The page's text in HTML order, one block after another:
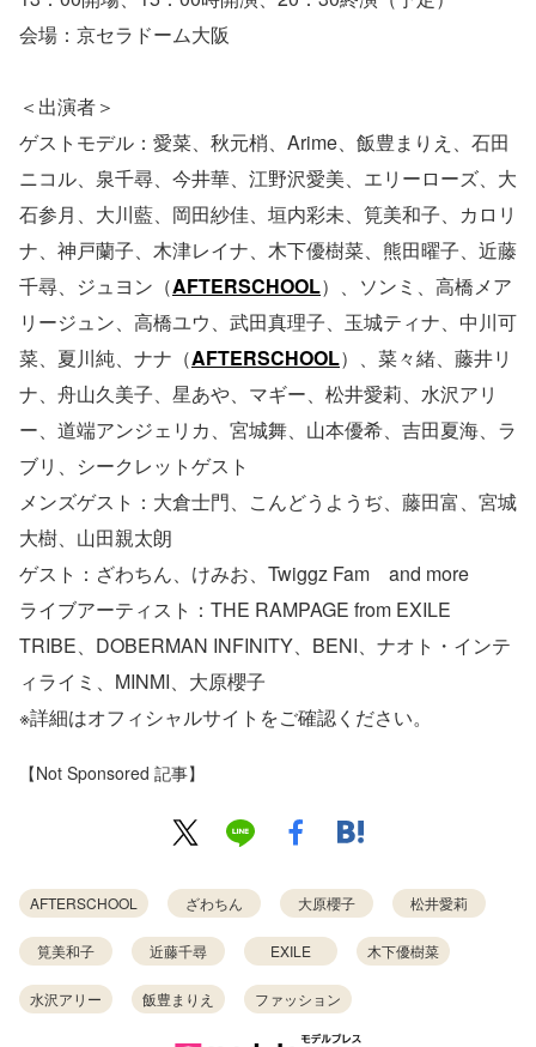
会場：京セラドーム大阪
＜出演者＞
ゲストモデル：愛菜、秋元梢、Arime、飯豊まりえ、石田
ニコル、泉千尋、今井華、江野沢愛美、エリーローズ、大
石参月、大川藍、岡田紗佳、垣内彩未、筧美和子、カロリ
ナ、神戸蘭子、木津レイナ、木下優樹菜、熊田曜子、近藤
千尋、ジュヨン（AFTERSCHOOL）、ソンミ、高橋メア
リージュン、高橋ユウ、武田真理子、玉城ティナ、中川可
菜、夏川純、ナナ（AFTERSCHOOL）、菜々緒、藤井リ
ナ、舟山久美子、星あや、マギー、松井愛莉、水沢アリ
ー、道端アンジェリカ、宮城舞、山本優希、吉田夏海、ラ
ブリ、シークレットゲスト
メンズゲスト：大倉士門、こんどうようぢ、藤田富、宮城
大樹、山田親太朗
ゲスト：ざわちん、けみお、Twiggz Fam and more
ライブアーティスト：THE RAMPAGE from EXILE
TRIBE、DOBERMAN INFINITY、BENI、ナオト・インテ
ィライミ、MINMI、大原櫻子
※詳細はオフィシャルサイトをご確認ください。
【Not Sponsored 記事】
AFTERSCHOOL ざわちん 大原櫻子 松井愛莉
筧美和子 近藤千尋 EXILE 木下優樹菜
水沢アリー 飯豊まりえ ファッション